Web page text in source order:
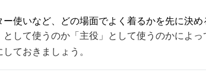
ー使いなど、どの場面でよく着るかを先に決
して使うのか「主役」として使うのかによっ
ておきましょう。